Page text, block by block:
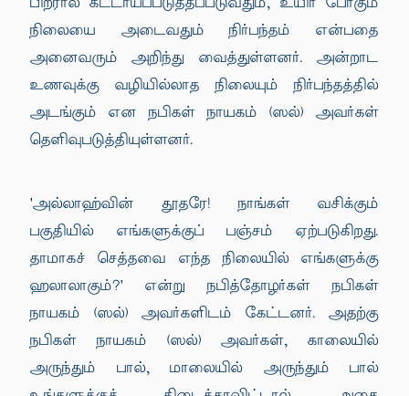
நிலையை அடைவதும் நிர்பந்தம் என்பதை
அனைவரும் அறிந்து வைத்துள்ளனர். அன்றாட
உணவுக்கு வழியில்லாத நிலையும் நிர்பந்தத்தில்
அடங்கும் என நபிகள் நாயகம் (ஸல்) அவர்கள்
தெளிவுபடுத்தியுள்ளனர்.
'அல்லாஹ்வின் தூதரே! நாங்கள் வசிக்கும்
பகுதியில் எங்களுக்குப் பஞ்சம் ஏற்படுகிறது.
தாமாகச் செத்தவை எந்த நிலையில் எங்களுக்கு
ஹலாலாகும்?' என்று நபித்தோழர்கள் நபிகள்
நாயகம் (ஸல்) அவர்களிடம் கேட்டனர். அதற்கு
நபிகள் நாயகம் (ஸல்) அவர்கள், காலையில்
அருந்தும் பால், மாலையில் அருந்தும் பால்